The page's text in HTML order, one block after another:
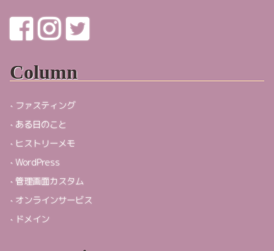
Column
ファスティング
ある日のこと
ヒストリーメモ
WordPress
管理画面カスタム
オンラインサービス
ドメイン